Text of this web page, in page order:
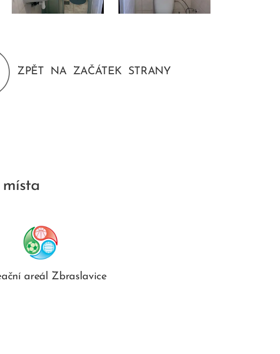
ZPĚT NA ZAČÁTEK STRANY
areál Zbraslavice